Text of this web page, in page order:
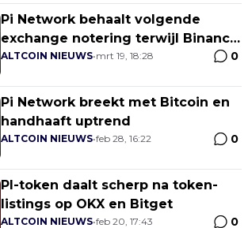
Pi Network behaalt volgende
exchange notering terwijl Binance
achterblijft
ALTCOIN NIEUWS•mrt 19, 18:28 0
Pi Network breekt met Bitcoin en
handhaaft uptrend
ALTCOIN NIEUWS•feb 28, 16:22 0
PI-token daalt scherp na token-
listings op OKX en Bitget
ALTCOIN NIEUWS•feb 20, 17:43 0